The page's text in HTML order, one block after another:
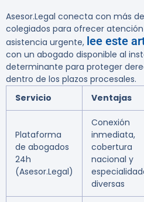
Asesor.Legal conecta con más
colegiados para ofrecer
asistencia urgente, lee este
con un abogado disponible al
determinante para proteger
dentro de los plazos procesales.
Servicio
Ventajas
Plataforma
de abogados
24h
(Asesor.Legal)
Conexión
inmediata,
cobertura
nacional y
diversas